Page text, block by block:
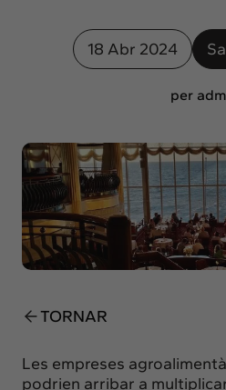
Interrelació
Clients
Intercanvi
Contacte
info@intermedia.cat
18 Abr 2024
per
TORNAR
Les empreses
podrien arribar a